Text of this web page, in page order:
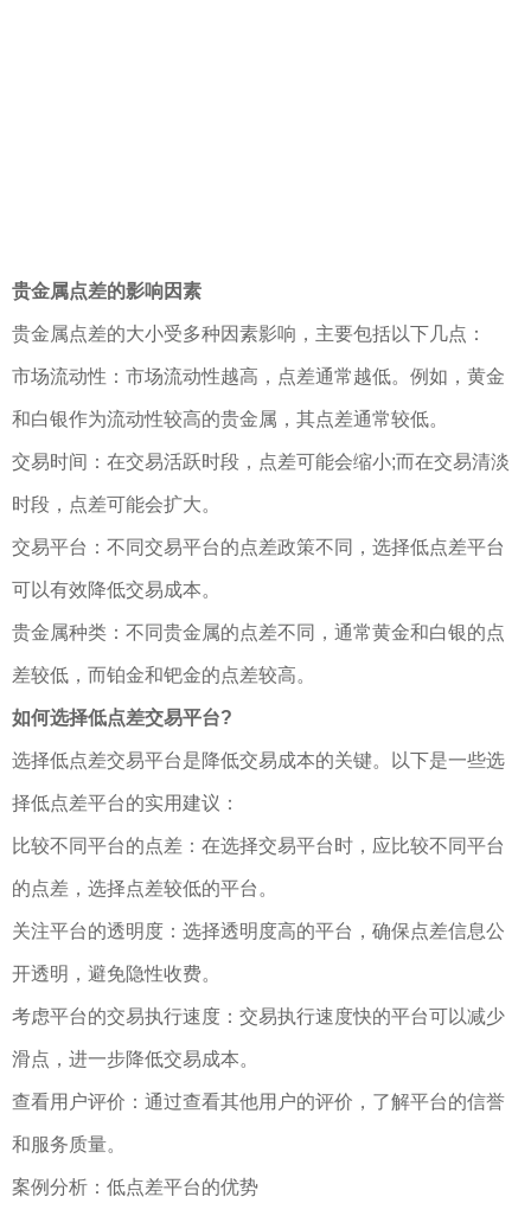
贵金属点差的影响因素
贵金属点差的大小受多种因素影响，主要包括以下几点：
市场流动性：市场流动性越高，点差通常越低。例如，黄金
和白银作为流动性较高的贵金属，其点差通常较低。
交易时间：在交易活跃时段，点差可能会缩小;而在交易清淡
时段，点差可能会扩大。
交易平台：不同交易平台的点差政策不同，选择低点差平台
可以有效降低交易成本。
贵金属种类：不同贵金属的点差不同，通常黄金和白银的点
差较低，而铂金和钯金的点差较高。
如何选择低点差交易平台?
选择低点差交易平台是降低交易成本的关键。以下是一些选
择低点差平台的实用建议：
比较不同平台的点差：在选择交易平台时，应比较不同平台
的点差，选择点差较低的平台。
关注平台的透明度：选择透明度高的平台，确保点差信息公
开透明，避免隐性收费。
考虑平台的交易执行速度：交易执行速度快的平台可以减少
滑点，进一步降低交易成本。
查看用户评价：通过查看其他用户的评价，了解平台的信誉
和服务质量。
案例分析：低点差平台的优势